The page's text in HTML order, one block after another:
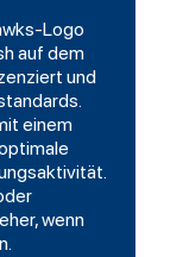
Logo
auf dem
und
einem
wenn